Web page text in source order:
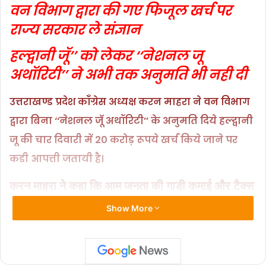
c
e
b
o
o
k
at
s
A
p
p
ai
l
p
y
Li
n
k
ar
वन विभाग द्वारा की गए फिजूल खर्च पर
राज्य सरकार ले संज्ञान
हल्द्वानी जूॅ’’ को लेकर ‘‘नेशनल जू
अथॉरिटी’’ ने अभी तक अनुमति भी नही दी
उत्तराखण्ड प्रदेश कॉंग्रेस अध्यक्ष करन माहरा ने वन विभाग
द्वारा बिना ‘‘नेशनल जॅू अथॉरिटी’’ के अनुमति दिये हल्द्वानी
जू की चार दिवारी में 20 करोड़ रूपये खर्च किये जाने पर
कडी आपत्ती जतायी है।
करन माहरा ने कहा कि आम जनता की गाडी कमाई और टैक्स
पेयर के पैसों को खर्च करने में वन विभाग जिस तरह की
सरकार को तुरन्त लेना चाहिए।
Show More